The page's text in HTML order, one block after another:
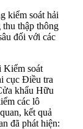
kiểm soát hải
thu thập thông
đối với các
Kiểm soát
cục Điều tra
khẩu Hữu
các lô
kết quả
đã phát hiện: